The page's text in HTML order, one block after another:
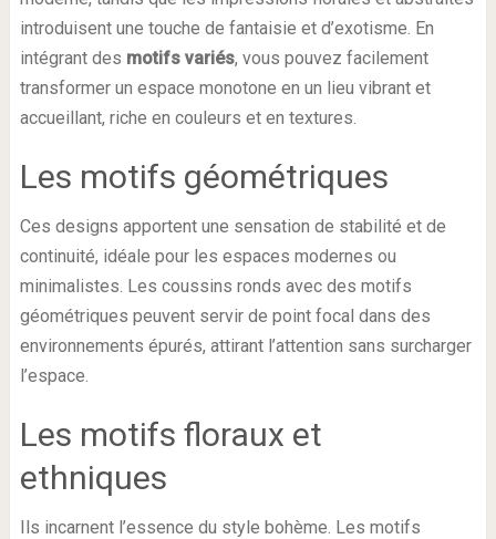
introduisent une touche de fantaisie et d’exotisme. En
intégrant des motifs variés, vous pouvez facilement
transformer un espace monotone en un lieu vibrant et
accueillant, riche en couleurs et en textures.
Les motifs géométriques
Ces designs apportent une sensation de stabilité et de
continuité, idéale pour les espaces modernes ou
minimalistes. Les coussins ronds avec des motifs
géométriques peuvent servir de point focal dans des
environnements épurés, attirant l’attention sans surcharger
l’espace.
Les motifs floraux et
ethniques
Ils incarnent l’essence du style bohème. Les motifs